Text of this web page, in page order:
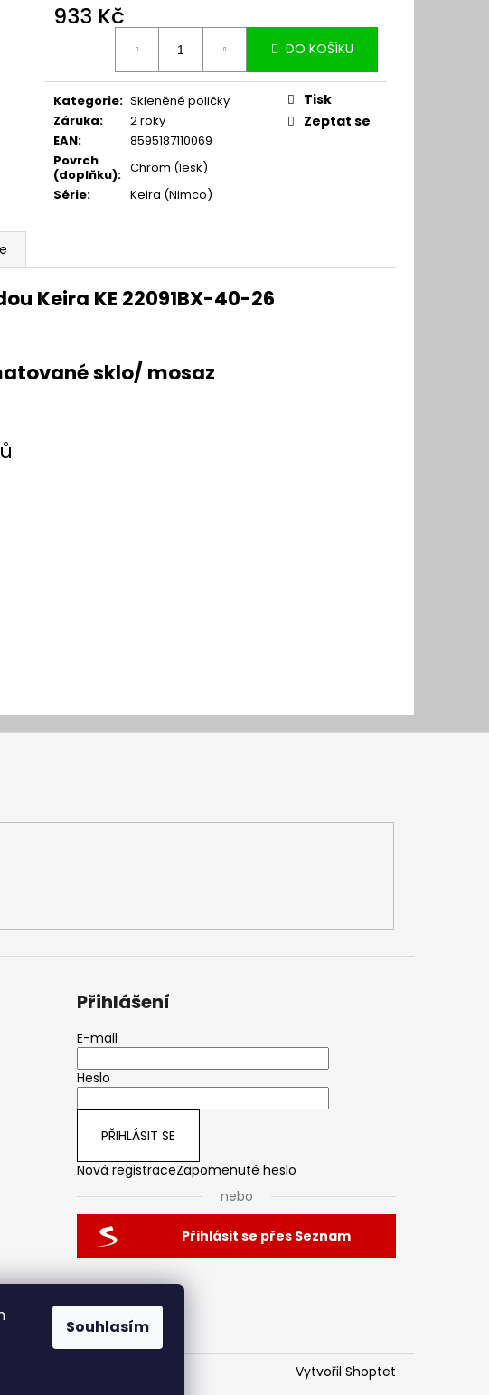
Souhlasím
933 Kč
DO KOŠÍKU
Kategorie: Skleněné poličky
Záruka:
2 roky
EAN:
8595187110069
Povrch
(doplňku): Chrom (lesk)
Série: Keira (Nimco)
Tisk
Zeptat se
Keira KE 22091BX-40-26
sklo/ mosaz
Přihlášení
E-mail
Heslo
PŘIHLÁSIT SE
Nová registraceZapomenuté heslo
nebo
Přihlásit se přes Seznam
Vytvořil Shoptet